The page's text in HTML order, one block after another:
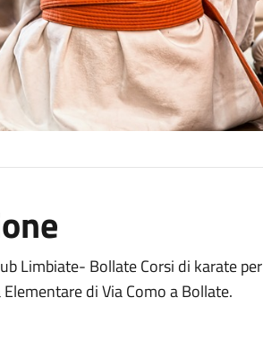
Limbiate- Bollate Corsi di karate
di Via Como a Bollate.